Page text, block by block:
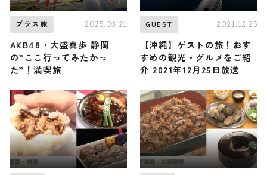
プラス旅 2025.03.21
AKB48・大盛真歩 静岡
の”ここ行ってみたかっ
た”！満喫旅
GUEST 2021.12.25
【沖縄】ゲストの旅！おす
すめの観光・グルメをご紹
介 2021年12月25日放送